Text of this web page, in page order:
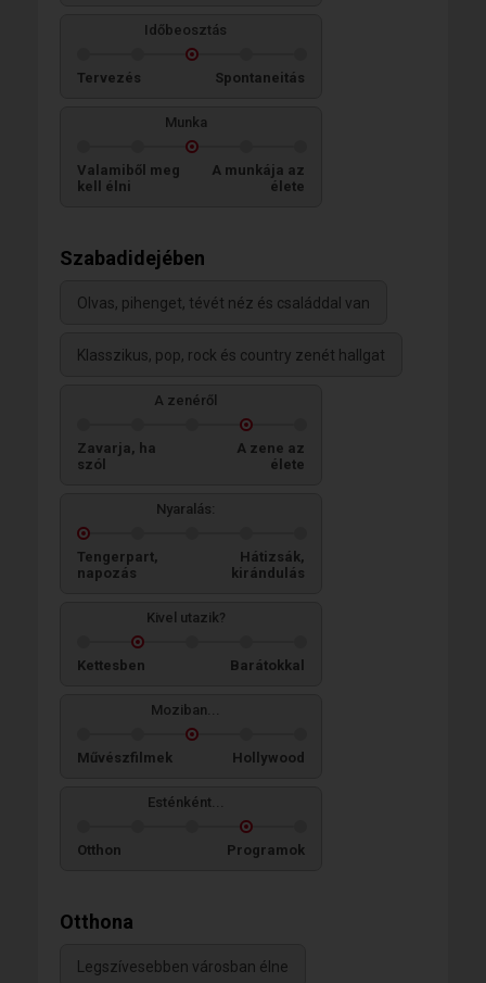
Időbeosztás
Tervezés Spontaneitás
Munka
Valamiből meg
kell élni
A munkája az
élete
Szabadidejében
Olvas, pihenget, tévét néz és családdal van
Klasszikus, pop, rock és country zenét hallgat
A zenéről
Zavarja, ha
szól
A zene az
élete
Nyaralás:
Tengerpart,
napozás
Hátizsák,
kirándulás
Kivel utazik?
Kettesben Barátokkal
Moziban...
Művészfilmek Hollywood
Esténként...
Otthon Programok
Otthona
Legszívesebben városban élne